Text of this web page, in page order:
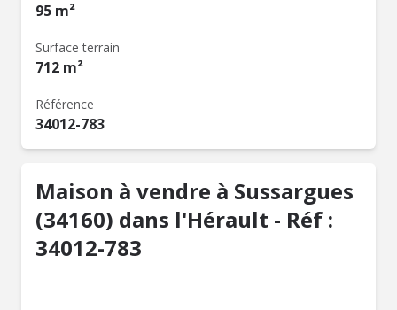
95 m²
Surface terrain
712 m²
Référence
34012-783
Maison à vendre à Sussargues
(34160) dans l'Hérault - Réf :
34012-783